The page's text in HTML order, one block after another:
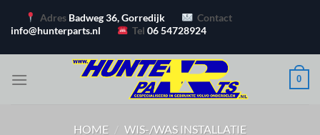
naar
Adres Badweg 36, Gorredijk
Contact
info@hunterparts.nl
Tel06 54728924
0
HOME / WIS-/WAS INSTALLATIE